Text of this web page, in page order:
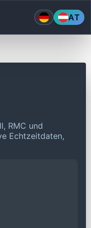
AT
RMC und
Echtzeitdaten,